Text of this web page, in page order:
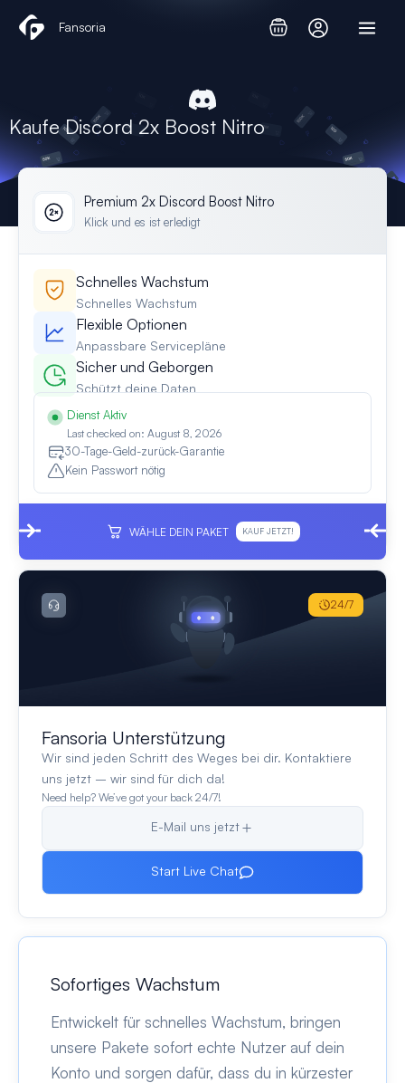
Inhalt
Fansoria
Kaufe Discord 2x Boost Nitro
Premium 2x Discord Boost Nitro
Klick und es ist erledigt
Schnelles Wachstum
Schnelles Wachstum
Flexible Optionen
Anpassbare Servicepläne
Sicher und Geborgen
Schützt deine Daten
Dienst Aktiv
Last checked on: August 8, 2026
30-Tage-Geld-zurück-Garantie
Kein Passwort nötig
WÄHLE DEIN PAKET KAUF JETZT!
Fansoria Unterstützung
Wir sind jeden Schritt des Weges bei dir. Kontaktiere
uns jetzt – wir sind für dich da!
Need help? We’ve got your back 24/7!
E-Mail uns jetzt
Start Live Chat
24/7
Sofortiges Wachstum
Entwickelt für schnelles Wachstum, bringen
unsere Pakete sofort echte Nutzer auf dein
Konto und sorgen dafür, dass du in kürzester